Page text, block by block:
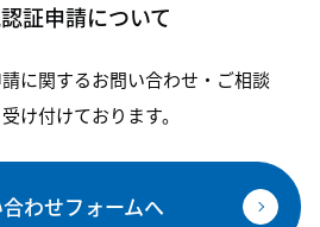
証申請について
に関するお問い合わせ・ご相談
け付けております。
わせフォームへ